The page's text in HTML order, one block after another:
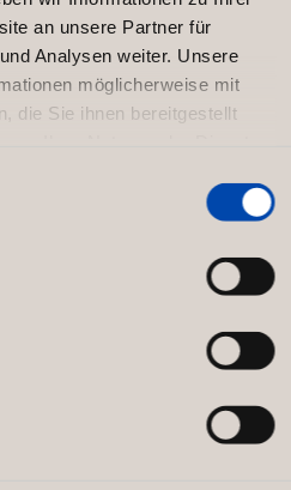
an unsere Partner für
Analysen weiter. Unsere
möglicherweise mit
die Sie ihnen bereitgestellt
Illum in new